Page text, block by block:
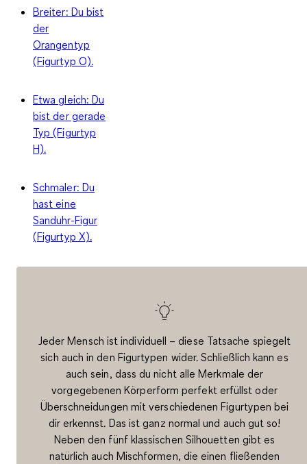
Breiter: Du bist
der
Orangentyp
(Figurtyp O).
Etwa gleich: Du
bist der gerade
Typ (Figurtyp
H).
Schmaler: Du
hast eine
Sanduhr-Figur
(Figurtyp X).
Jeder Mensch ist individuell – diese Tatsache spiegelt
sich auch in den Figurtypen wider. Schließlich kann es
auch sein, dass du nicht alle Merkmale der
vorgegebenen Körperform perfekt erfüllst oder
Überschneidungen mit verschiedenen Figurtypen bei
dir erkennst. Das ist ganz normal und auch gut so!
Neben den fünf klassischen Silhouetten gibt es
natürlich auch Mischformen, die einen fließenden